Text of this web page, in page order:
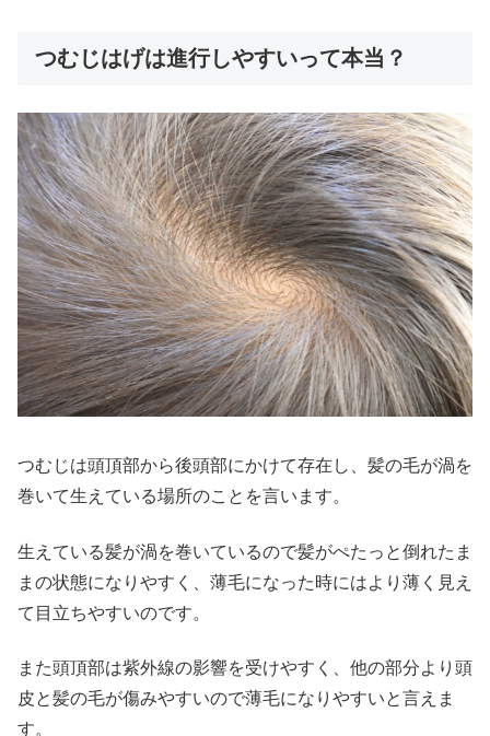
つむじはげは進行しやすいって本当？
つむじは頭頂部から後頭部にかけて存在し、髪の毛が渦を
巻いて生えている場所のことを言います。
生えている髪が渦を巻いているので髪がぺたっと倒れたま
まの状態になりやすく、薄毛になった時にはより薄く見え
て目立ちやすいのです。
また頭頂部は紫外線の影響を受けやすく、他の部分より頭
皮と髪の毛が傷みやすいので薄毛になりやすいと言えま
す。